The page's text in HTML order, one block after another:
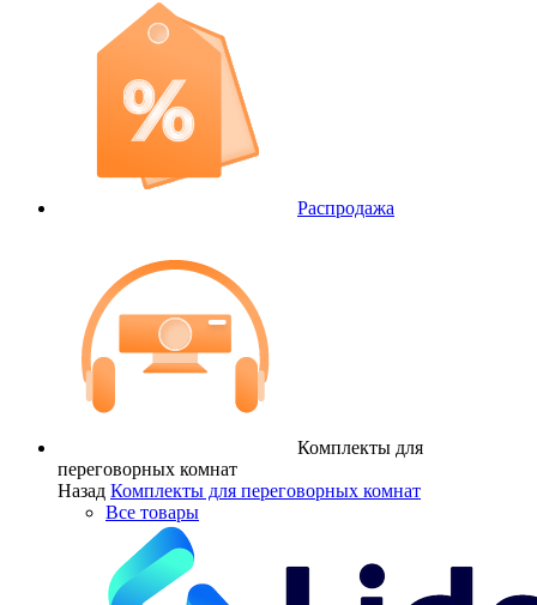
Распродажа
Комплекты для
переговорных комнат
Назад Комплекты для переговорных комнат
Все товары